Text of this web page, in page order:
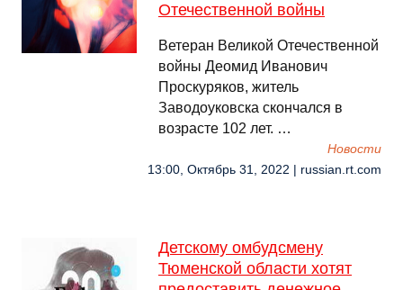
Отечественной войны
Ветеран Великой Отечественной
войны Деомид Иванович
Проскуряков, житель
Заводоуковска скончался в
возрасте 102 лет. …
Новости
13:00, Октябрь 31, 2022 | russian.rt.com
Детскому омбудсмену
Тюменской области хотят